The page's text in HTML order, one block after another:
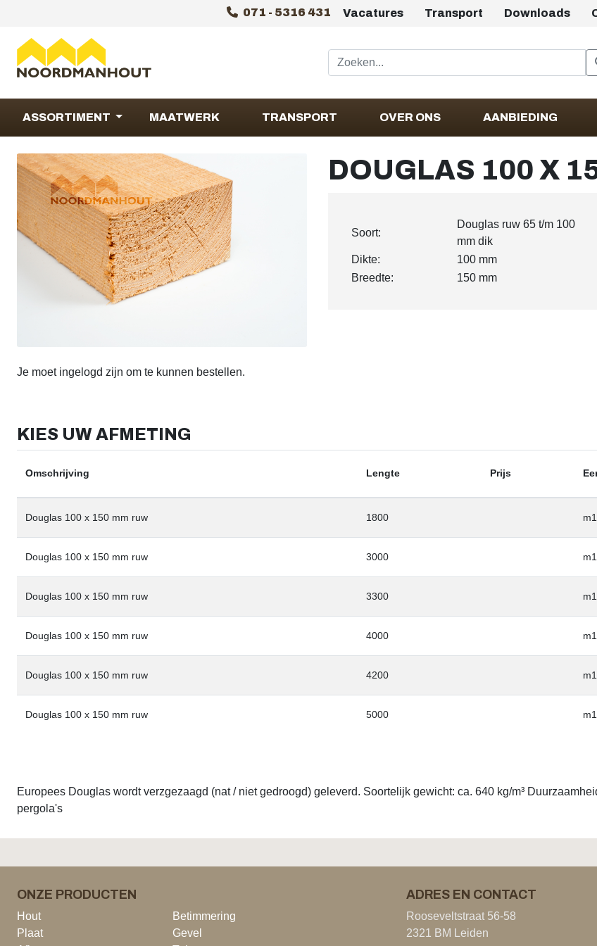
071 - 5316 431 Vacatures Transport Downloads
ASSORTIMENT MAATWERK TRANSPORT OVER ONS AANBIEDING
DOUGLAS 100 X
Soort:
Douglas ruw 65 t/m 100
mm dik
Dikte:
100 mm
Breedte:
150 mm
Je moet ingelogd zijn om te kunnen bestellen.
KIES UW AFMETING
Omschrijving Lengte Prijs
Douglas 100 x 150 mm ruw 1800 m1
Douglas 100 x 150 mm ruw 3000 m1
Douglas 100 x 150 mm ruw 3300 m1
Douglas 100 x 150 mm ruw 4000 m1
Douglas 100 x 150 mm ruw 4200 m1
Douglas 100 x 150 mm ruw 5000 m1
Europees Douglas wordt verzgezaagd (nat / niet gedroogd) geleverd. Soortelijk gewicht: ca. 640 kg/m³
pergola's
ONZE PRODUCTEN
Hout
Plaat
Betimmering
Gevel
ADRES EN CONTACT
Rooseveltstraat 56-58
2321 BM Leiden